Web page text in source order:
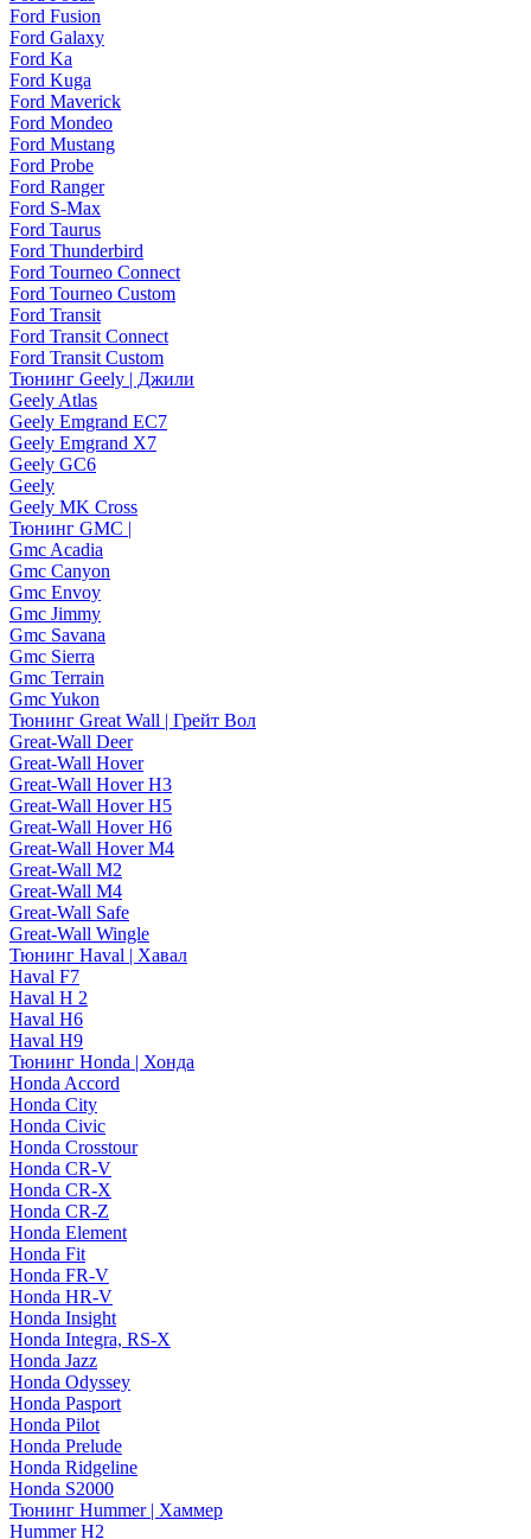
Ford Fusion
Ford Galaxy
Ford Ka
Ford Kuga
Ford Maverick
Ford Mondeo
Ford Mustang
Ford Probe
Ford Ranger
Ford S-Max
Ford Taurus
Ford Thunderbird
Ford Tourneo Connect
Ford Tourneo Custom
Ford Transit
Ford Transit Connect
Ford Transit Custom
Тюнинг Geely | Джили
Geely Atlas
Geely Emgrand EC7
Geely Emgrand X7
Geely GC6
Geely
Geely MK Cross
Тюнинг GMC |
Gmc Acadia
Gmc Canyon
Gmc Envoy
Gmc Jimmy
Gmc Savana
Gmc Sierra
Gmc Terrain
Gmc Yukon
Тюнинг Great Wall | Грейт Вол
Great-Wall Deer
Great-Wall Hover
Great-Wall Hover H3
Great-Wall Hover H5
Great-Wall Hover H6
Great-Wall Hover M4
Great-Wall M2
Great-Wall M4
Great-Wall Safe
Great-Wall Wingle
Тюнинг Haval | Хавал
Haval F7
Haval H 2
Haval H6
Haval H9
Тюнинг Honda | Хонда
Honda Accord
Honda City
Honda Civic
Honda Crosstour
Honda CR-V
Honda CR-X
Honda CR-Z
Honda Element
Honda Fit
Honda FR-V
Honda HR-V
Honda Insight
Honda Integra, RS-X
Honda Jazz
Honda Odyssey
Honda Pasport
Honda Pilot
Honda Prelude
Honda Ridgeline
Honda S2000
Тюнинг Hummer | Хаммер
Hummer H2